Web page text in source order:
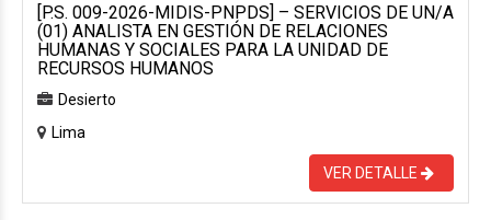
[P.S. 009-2026-MIDIS-PNPDS] – SERVICIOS DE UN/A
(01) ANALISTA EN GESTIÓN DE RELACIONES
HUMANAS Y SOCIALES PARA LA UNIDAD DE
RECURSOS HUMANOS
Desierto
Lima
VER DETALLE